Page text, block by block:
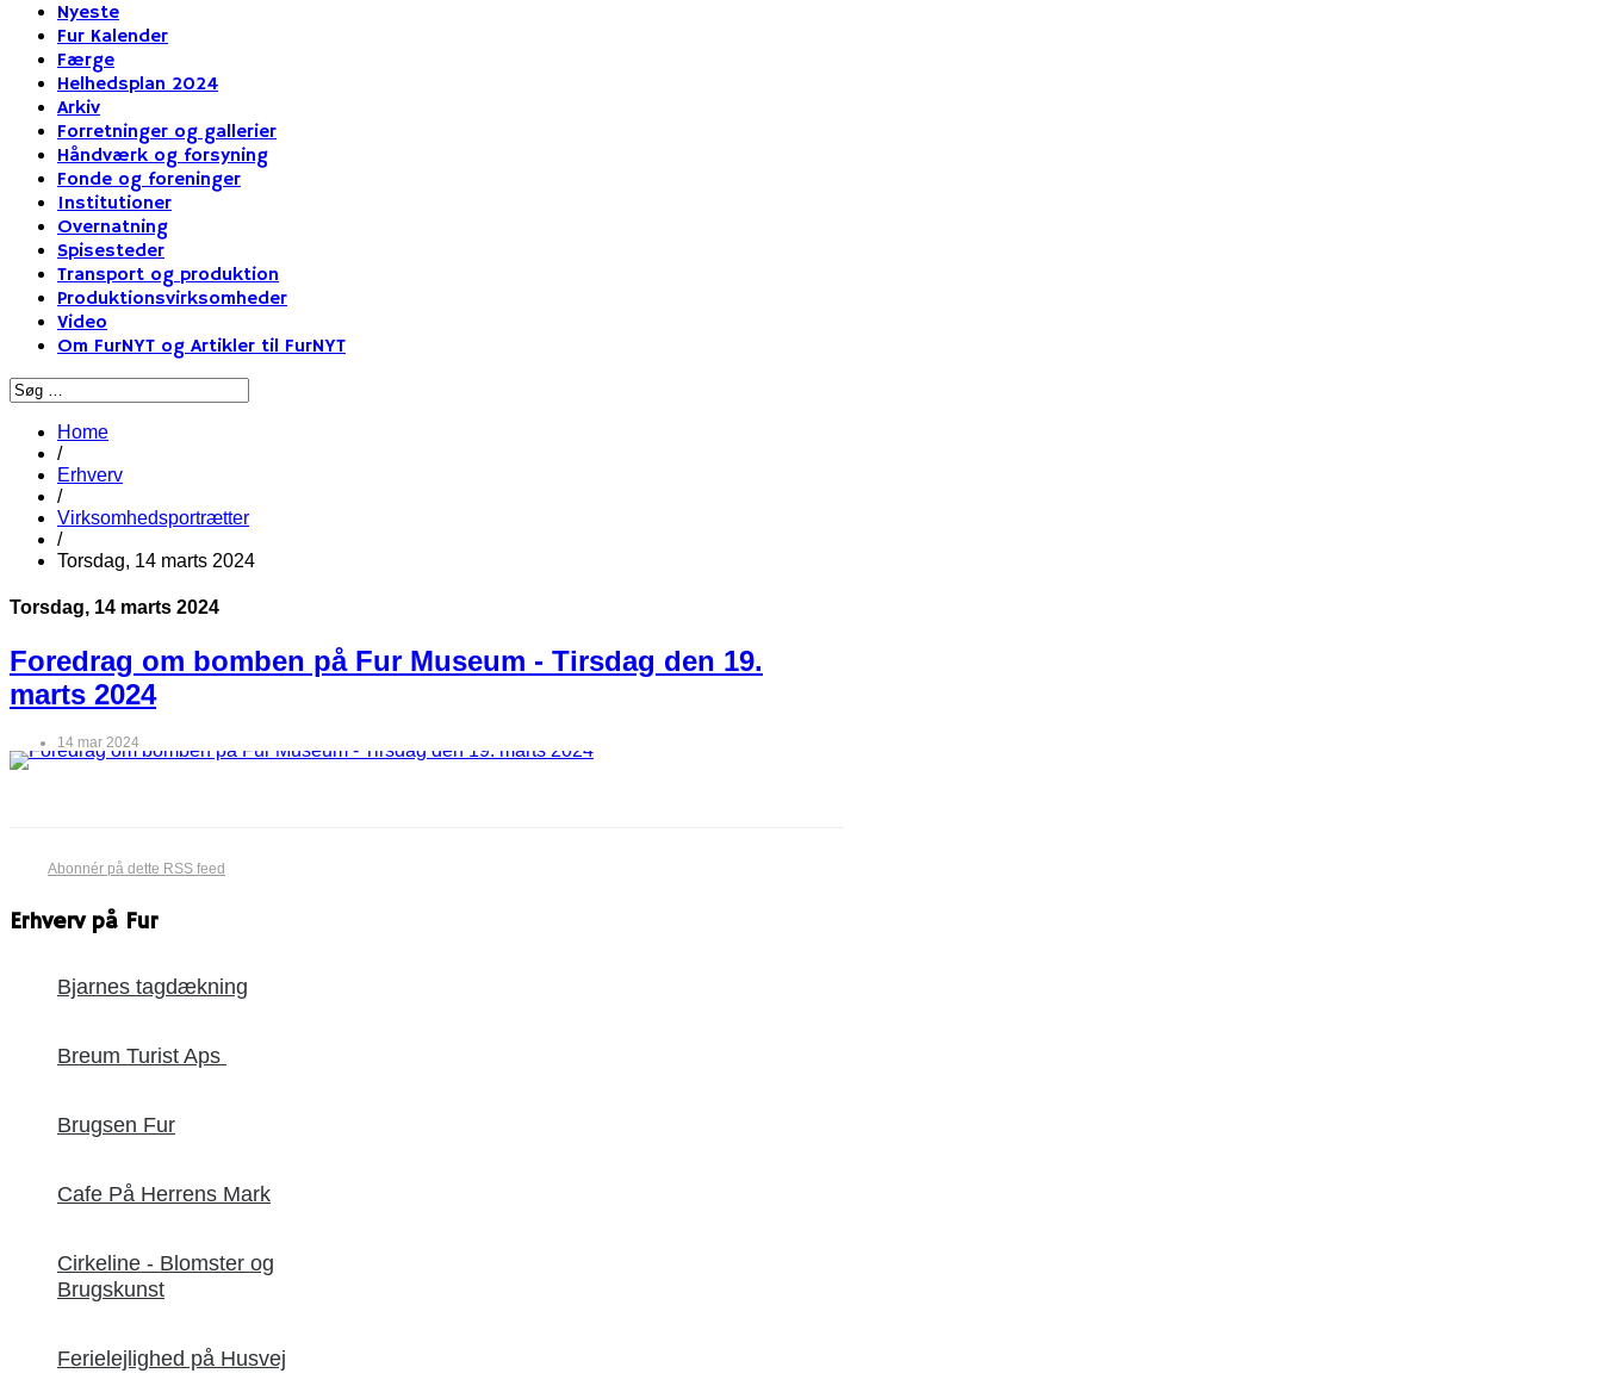
Nyeste
Fur Kalender
Færge
Helhedsplan 2024
Arkiv
Forretninger og gallerier
Håndværk og forsyning
Fonde og foreninger
Institutioner
Overnatning
Spisesteder
Transport og produktion
Produktionsvirksomheder
Video
Om FurNYT og Artikler til FurNYT
Home
/
Erhverv
/
Virksomhedsportrætter
/
Torsdag, 14 marts 2024
Torsdag, 14 marts 2024
Foredrag om bomben på Fur Museum - Tirsdag den 19.
marts 2024
14 mar 2024
Abonnér på dette RSS feed
Erhverv på Fur
Bjarnes tagdækning
Breum Turist Aps
Brugsen Fur
Cafe På Herrens Mark
Cirkeline - Blomster og
Brugskunst
Ferielejlighed på Husvej